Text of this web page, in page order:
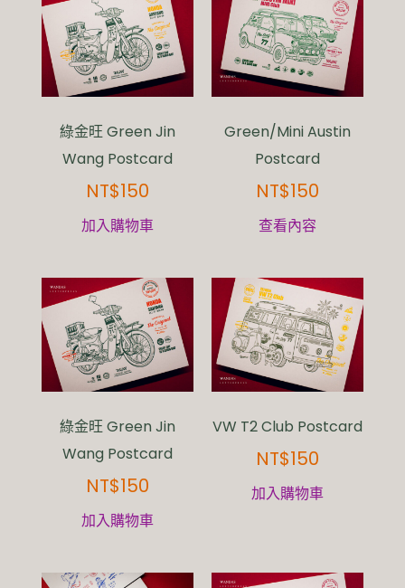
綠金旺 Green Jin
Wang Postcard
NT$150
加入購物車
Green/Mini Austin
Postcard
NT$150
查看內容
綠金旺 Green Jin
Wang Postcard
NT$150
加入購物車
VW T2 Club Postcard
NT$150
加入購物車